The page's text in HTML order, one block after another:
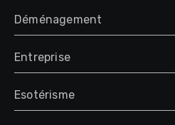
Déménagement
Entreprise
Esotérisme